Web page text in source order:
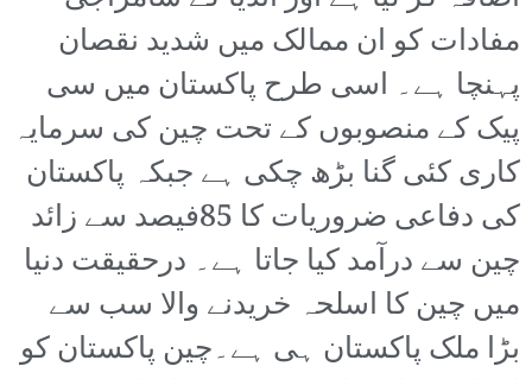
مفادات کو ان ممالک میں شدید نقصان
پہنچا ہے۔ اسی طرح پاکستان میں سی
پیک کے منصوبوں کے تحت چین کی سرمایہ
کاری کئی گنا بڑھ چکی ہے جبکہ پاکستان
کی دفاعی ضروریات کا 85فیصد سے زائد
چین سے درآمد کیا جاتا ہے۔ درحقیقت دنیا
میں چین کا اسلحہ خریدنے والا سب سے
بڑا ملک پاکستان ہی ہے۔چین پاکستان کو